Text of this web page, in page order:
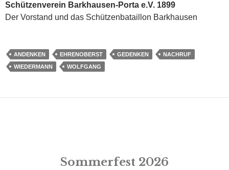
Schützenverein Barkhausen-Porta e.V. 1899
Der Vorstand und das Schützenbataillon Barkhausen
ANDENKEN EHRENOBERST GEDENKEN
NACHRUF
WIEDERMANN
WOLFGANG
Sommerfest 2026